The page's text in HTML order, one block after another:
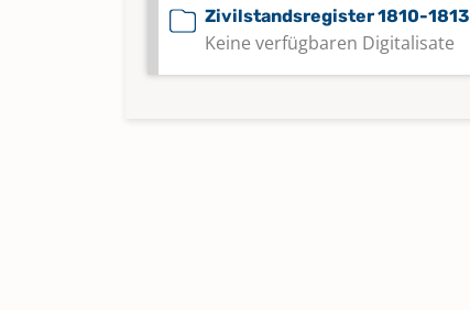
Zivilstandsregister 1810-1813
Keine verfügbaren Digitalisate